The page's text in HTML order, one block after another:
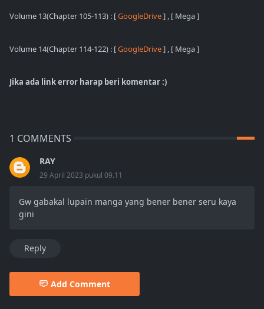
Volume 13(Chapter 105-113) : [GoogleDrive] , [ Mega ]
Volume 14(Chapter 114-122) : [GoogleDrive] , [ Mega ]
Jika ada link error harap beri komentar :)
1 COMMENTS
RAY
29 April 2023 pukul 09.11
Gw gabakal lupain manga yang bener bener seru kaya
gini
Reply
Add Comment